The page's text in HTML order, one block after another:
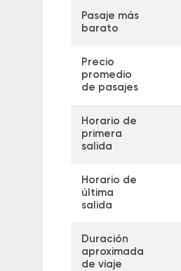
Pasaje más
barato
Precio
promedio
de pasajes
Horario de
primera
salida
Horario de
última
salida
Duración
aproximada
de viaje